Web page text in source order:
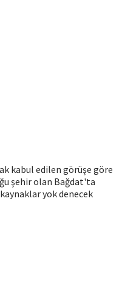
kabul edilen görüşe göre
şehir olan Bağdat'ta
kaynaklar yok denecek